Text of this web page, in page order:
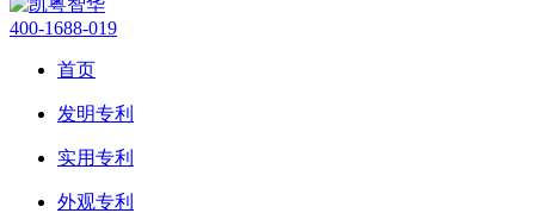
400-1688-019
首页
发明专利
实用专利
外观专利